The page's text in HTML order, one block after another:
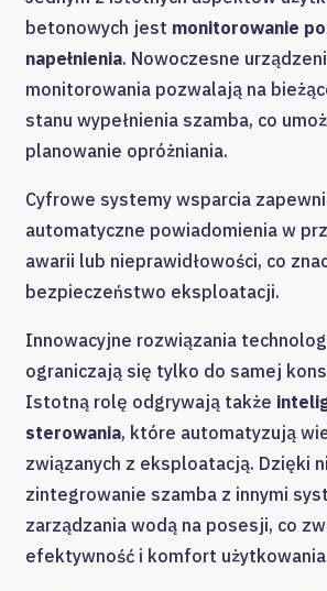
betonowych jest monitorowanie
napełnienia. Nowoczesne
monitorowania pozwalają na
stanu wypełnienia szamba, co
planowanie opróżniania.
Cyfrowe systemy wsparcia
automatyczne powiadomienia w
awarii lub nieprawidłowości, co
bezpieczeństwo eksploatacji.
Innowacyjne rozwiązania
ograniczają się tylko do samej
Istotną rolę odgrywają także
sterowania, które automatyzują
związanych z eksploatacją. Dzięki
zintegrowanie szamba z innymi
zarządzania wodą na posesji, co
efektywność i komfort